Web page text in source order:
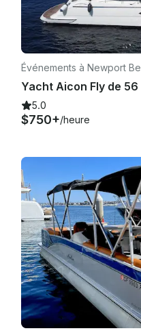
Événements à Newport
5.0
$750+/heure